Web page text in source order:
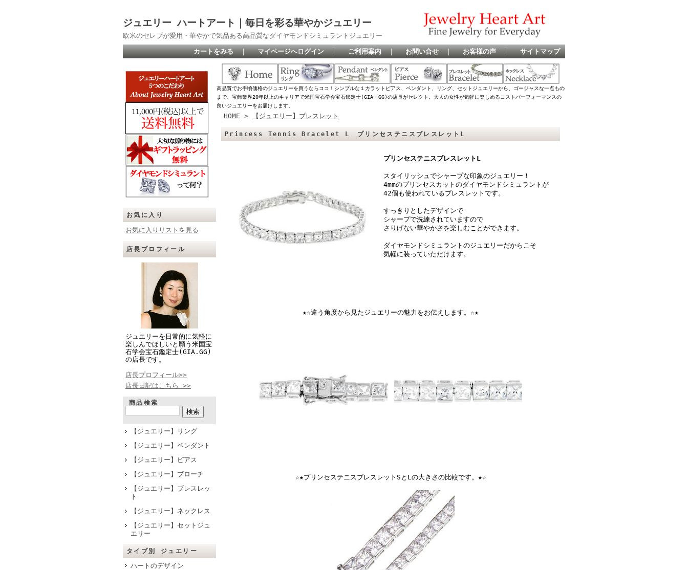
ジュエリー ハートアート｜毎日を彩る華やかジュエリー
欧米のセレブが愛用・華やかで気品ある高品質なダイヤモンドシミュラントジュエリー
カートをみる ｜ マイページへログイン ｜ ご利用案内 ｜ お問い合せ ｜ お客様の声 ｜ サイトマップ
お気に入り
お気に入りリストを見る
店長プロフィール
ジュエリーを日常的に気軽に
楽しんでほしいと願う米国宝
石学会宝石鑑定士(GIA.GG)
の店長です。
店長プロフィール>>
店長日記はこちら >>
商品検索
【ジュエリー】リング
【ジュエリー】ペンダント
【ジュエリー】ピアス
【ジュエリー】ブローチ
【ジュエリー】ブレスレッ
ト
【ジュエリー】ネックレス
【ジュエリー】セットジュ
エリー
タイプ別 ジュエリー
ハートのデザイン
高品質でお手頃価格のジュエリーを買うならココ！シンプルな１カラットピアス、ペンダント、リング、セットジュエリーから、ゴージャスな一点もの
まで、宝飾業界20年以上のキャリアで米国宝石学会宝石鑑定士(GIA・GG)の店長がセレクト。大人の女性が気軽に楽しめるコストパーフォーマンスの
良いジュエリーをお届けします。
HOME > 【ジュエリー】ブレスレット
Princess Tennis Bracelet L プリンセステニスブレスレットL
プリンセステニスブレスレットL
スタイリッシュでシャープな印象のジュエリー！
4mmのプリンセスカットのダイヤモンドシミュラントが
42個も使われているブレスレットです。
すっきりとしたデザインで
シャープで洗練されていますので
さりげない華やかさを楽しむことができます。
ダイヤモンドシミュラントのジュエリーだからこそ
気軽に装っていただけます。
★☆違う角度から見たジュエリーの魅力をお伝えします。☆★
☆★プリンセステニスブレスレットSとLの大きさの比較です。★☆